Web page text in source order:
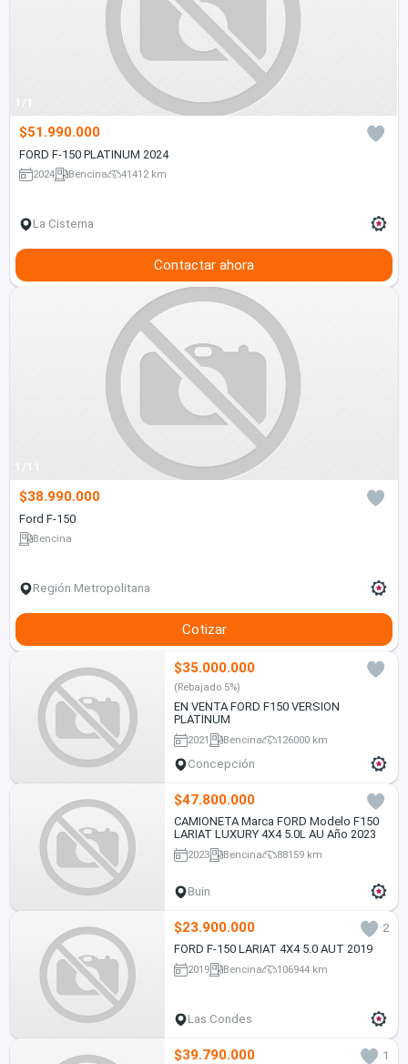
1/1
$51.990.000
FORD F-150 PLATINUM 2024
2024 Bencina 41412 km
La Cisterna
Contactar ahora
1/11
$38.990.000
Ford F-150
Bencina
Región Metropolitana
Cotizar
$35.000.000
(Rebajado 5%)
EN VENTA FORD F150 VERSION
PLATINUM
2021 Bencina 126000 km
Concepción
$47.800.000
CAMIONETA Marca FORD Modelo F150
LARIAT LUXURY 4X4 5.0L AU Año 2023
2023 Bencina 88159 km
Buin
$23.900.000
2
FORD F-150 LARIAT 4X4 5.0 AUT 2019
2019 Bencina 106944 km
Las Condes
$39.790.000 1